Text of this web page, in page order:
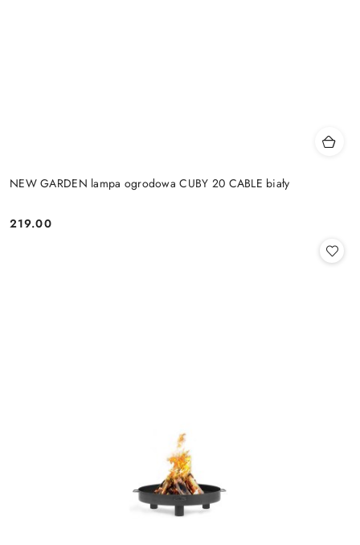
NEW GARDEN lampa ogrodowa CUBY 20 CABLE biały
Cena:
219.00